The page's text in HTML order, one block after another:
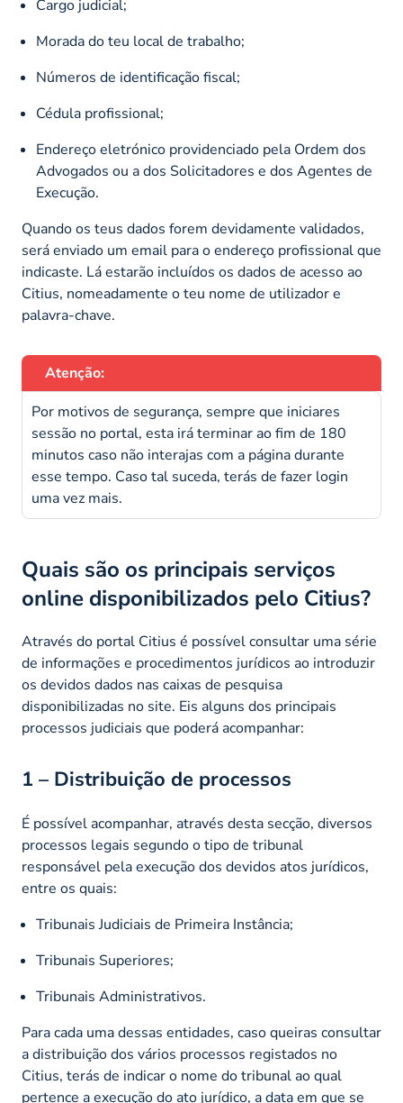
Cargo judicial;
Morada do teu local de trabalho;
Números de identificação fiscal;
Cédula profissional;
Endereço eletrónico providenciado pela Ordem dos
Advogados ou a dos Solicitadores e dos Agentes de
Execução.
Quando os teus dados forem devidamente validados,
será enviado um email para o endereço profissional que
indicaste. Lá estarão incluídos os dados de acesso ao
Citius, nomeadamente o teu nome de utilizador e
palavra-chave.
Atenção:
Por motivos de segurança, sempre que iniciares
sessão no portal, esta irá terminar ao fim de 180
minutos caso não interajas com a página durante
esse tempo. Caso tal suceda, terás de fazer login
uma vez mais.
Quais são os principais serviços
online disponibilizados pelo Citius?
Através do portal Citius é possível consultar uma série
de informações e procedimentos jurídicos ao introduzir
os devidos dados nas caixas de pesquisa
disponibilizadas no site. Eis alguns dos principais
processos judiciais que poderá acompanhar:
1 – Distribuição de processos
É possível acompanhar, através desta secção, diversos
processos legais segundo o tipo de tribunal
responsável pela execução dos devidos atos jurídicos,
entre os quais:
Tribunais Judiciais de Primeira Instância;
Tribunais Superiores;
Tribunais Administrativos.
Para cada uma dessas entidades, caso queiras consultar
a distribuição dos vários processos registados no
Citius, terás de indicar o nome do tribunal ao qual
pertence a execução do ato jurídico, a data em que se